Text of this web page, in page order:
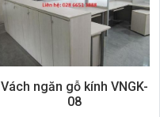
Vách ngăn gỗ kính VNGK-
08